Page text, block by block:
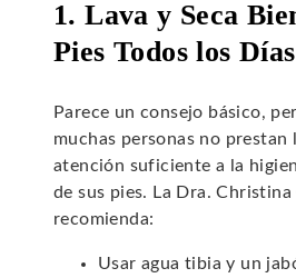
1. Lava y Seca
Pies Todos los Días
Parece un consejo básico,
muchas personas no prestan
atención suficiente a la
de sus pies. La Dra.
recomienda:
Usar agua tibia y un